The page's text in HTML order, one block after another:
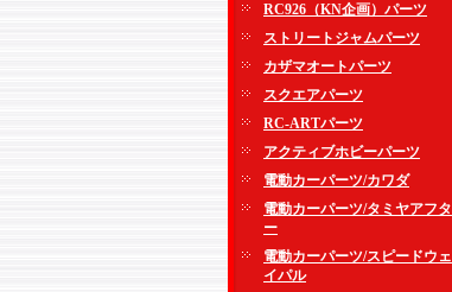
RC926（KN企画）パーツ
ストリートジャムパーツ
カザマオートパーツ
スクエアパーツ
RC-ARTパーツ
アクティブホビーパーツ
電動カーパーツ/カワダ
電動カーパーツ/タミヤアフタ
ー
電動カーパーツ/スピードウェ
イパル